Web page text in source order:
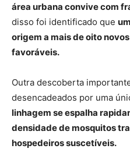
área urbana convive com
disso foi identificado que
origem a mais de oito
favoráveis.
Outra descoberta
desencadeados por uma
linhagem se espalha
densidade de mosquitos
hospedeiros suscetíveis.